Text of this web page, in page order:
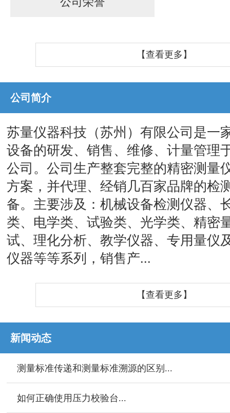
【查看更多】
公司简介
苏量仪器科技（苏州）有限公司是一
设备的研发、销售、维修、计量管理
公司。公司生产整套完整的精密测量
方案，并代理、经销几百家品牌的检
备。主要涉及：机械设备检测仪器、
类、电学类、试验类、光学类、精密
试、理化分析、教学仪器、专用量仪
仪器等等系列，销售产...
【查看更多】
新闻动态
测量标准传递和测量标准溯源的区别...
如何正确使用压力校验台...